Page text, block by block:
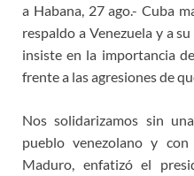
a Habana, 27 ago.- Cuba
respaldo a Venezuela y a
insiste en la importancia
frente a las agresiones de
Nos solidarizamos sin
pueblo venezolano y
Maduro, enfatizó el